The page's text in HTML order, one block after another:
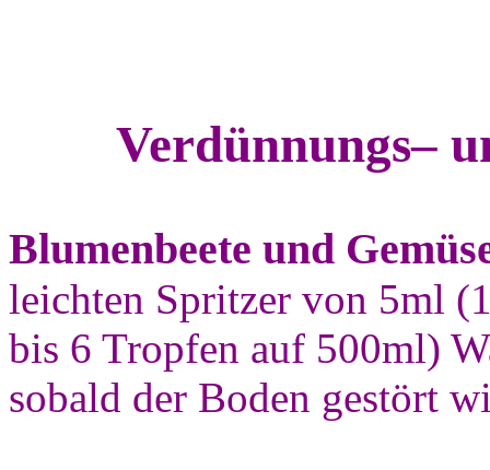
Verdünnungs–
Blumenbeete und
leichten Spritzer von 5ml
bis 6 Tropfen auf 500ml)
sobald der Boden gestört